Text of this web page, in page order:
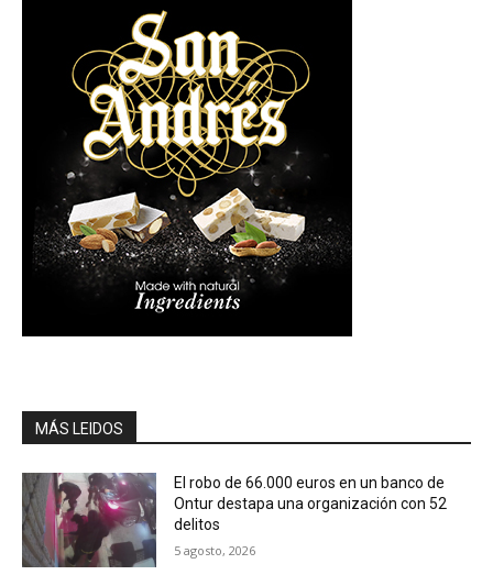
MÁS LEIDOS
El robo de 66.000 euros en un banco de
Ontur destapa una organización con 52
delitos
5 agosto, 2026